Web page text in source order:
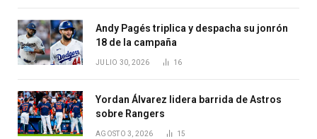
Andy Pagés triplica y despacha su jonrón
18 de la campaña
JULIO 30, 2026 16
Yordan Álvarez lidera barrida de Astros
sobre Rangers
AGOSTO 3, 2026 15